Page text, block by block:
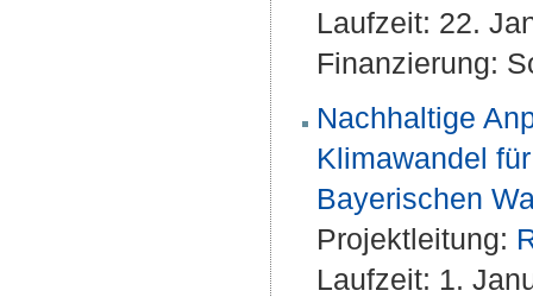
Laufzeit: 22.
Finanzierung:
Nachhaltige
Klimawandel
Bayerischen
Projektleitung:
Laufzeit: 1.